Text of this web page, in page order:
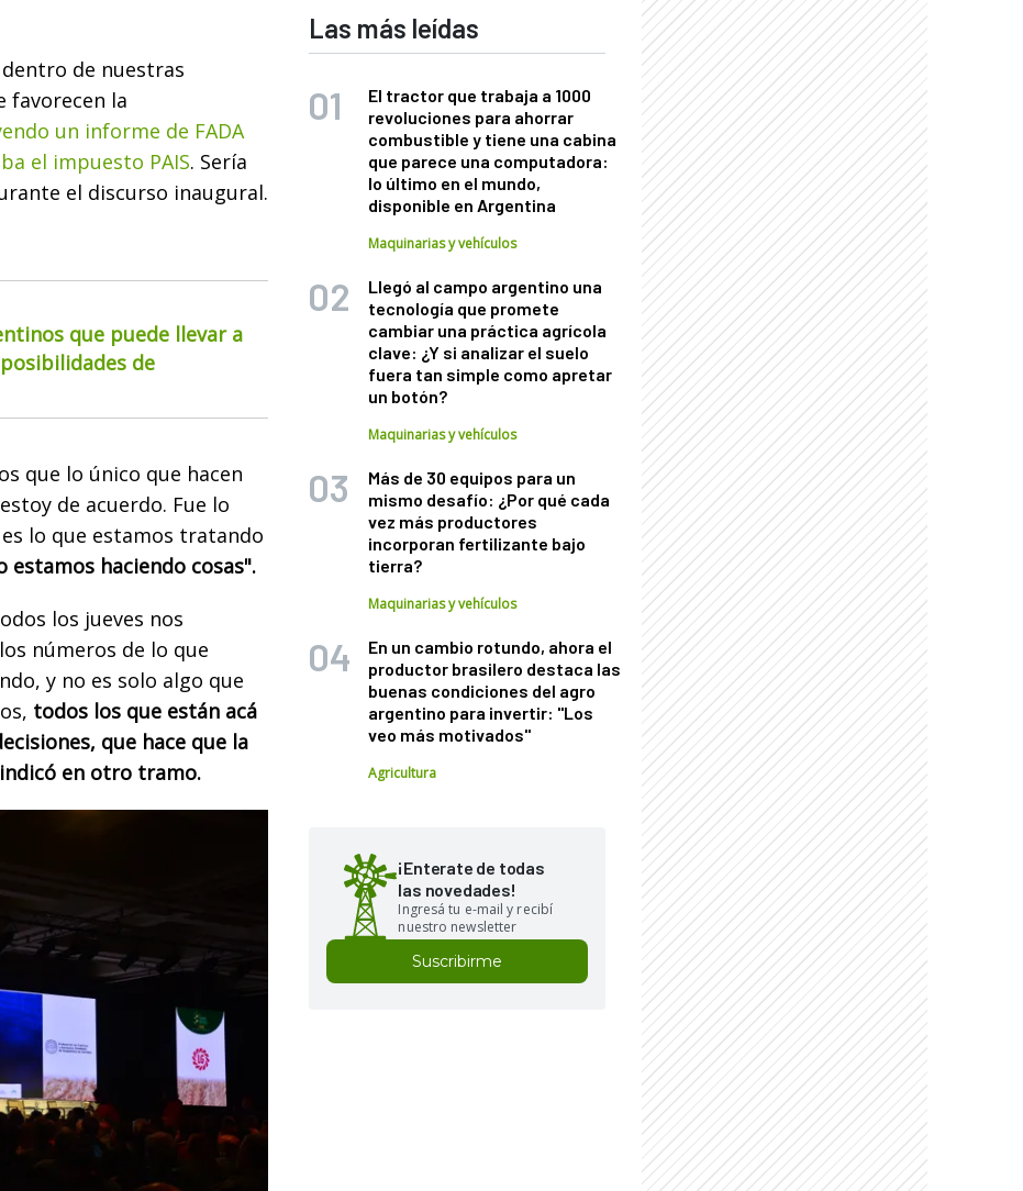
de nuestras
favorecen la
un informe de FADA
el impuesto PAIS. Sería
el discurso inaugural.
que puede llevar a
de
que lo único que hacen
de acuerdo. Fue lo
lo que estamos tratando
haciendo cosas".
los jueves nos
números de lo que
y no es solo algo que
todos los que están acá
que hace que la
en otro tramo.
Las más leídas
El tractor que trabaja a 1000
revoluciones para ahorrar
combustible y tiene una cabina
que parece una computadora:
lo último en el mundo,
disponible en Argentina
Maquinarias y vehículos
Llegó al campo argentino una
tecnología que promete
cambiar una práctica agrícola
clave: ¿Y si analizar el suelo
fuera tan simple como apretar
un botón?
Maquinarias y vehículos
Más de 30 equipos para un
mismo desafío: ¿Por qué cada
vez más productores
incorporan fertilizante bajo
tierra?
Maquinarias y vehículos
En un cambio rotundo, ahora el
productor brasilero destaca las
buenas condiciones del agro
argentino para invertir: "Los
veo más motivados"
Agricultura
¡Enterate de todas
las novedades!
Ingresá tu e-mail y recibí
nuestro newsletter
Suscribirme